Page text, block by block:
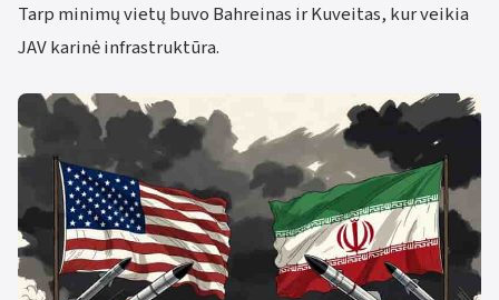
Tarp minimų vietų buvo Bahreinas ir Kuveitas, kur veikia
JAV karinė infrastruktūra.